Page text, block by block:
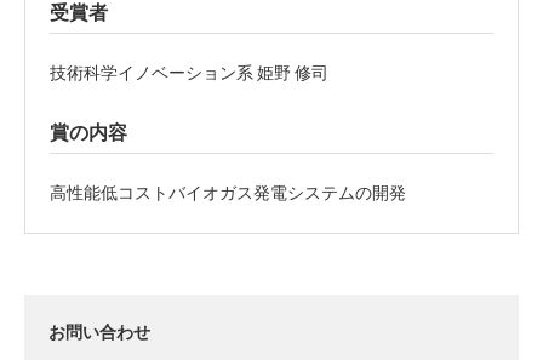
受賞者
技術科学イノベーション系 姫野 修司
賞の内容
高性能低コストバイオガス発電システムの開発
お問い合わせ